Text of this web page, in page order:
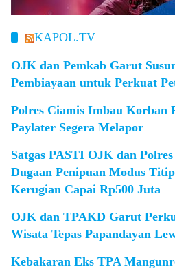
KAPOL.TV
OJK dan Pemkab Garut
Pembiayaan untuk Perkuat
Polres Ciamis Imbau
Paylater Segera Melapor
Satgas PASTI OJK dan
Dugaan Penipuan Modus
Kerugian Capai Rp500 Juta
OJK dan TPAKD Garut
Wisata Tepas Papandayan
Kebakaran Eks TPA